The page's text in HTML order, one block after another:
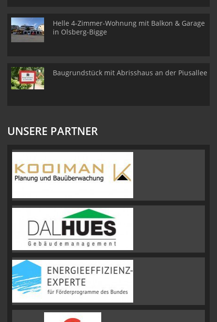
Helle 4-Zimmer-Wohnung mit Balkon & Garage
in Olsberg-Bigge
Baugrundstück mit Abrisshaus an der Piusallee
UNSERE PARTNER